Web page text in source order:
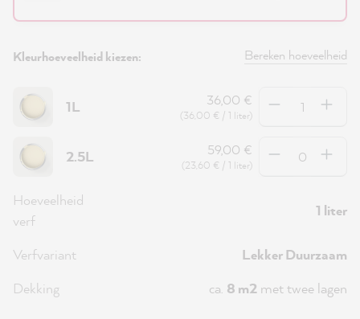
Kleurhoeveelheid kiezen: Bereken hoeveelheid
1L 36,00 €
(36,00 € / 1 liter)
Hoeveelheid
2.5L 59,00 €
(23,60 € / 1 liter)
Hoeveelheid
Hoeveelheid
verf
1 liter
Verfvariant
Lekker Duurzaam
Dekking
ca. 8 m2 met twee lagen